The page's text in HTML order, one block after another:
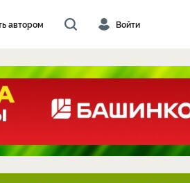
автором Войти